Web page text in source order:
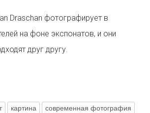
Draschan фотографирует в
на фоне экспонатов, и они
друг другу.
картина
современная фотография